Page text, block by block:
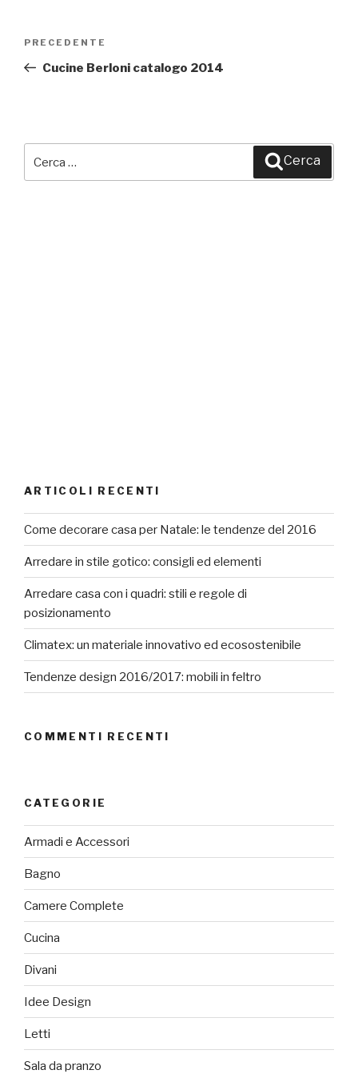
Articolo
precedente:
PRECEDENTE
Cucine Berloni catalogo 2014
Cerca
ARTICOLI RECENTI
Come decorare casa per Natale: le tendenze del 2016
Arredare in stile gotico: consigli ed elementi
Arredare casa con i quadri: stili e regole di
posizionamento
Climatex: un materiale innovativo ed ecosostenibile
Tendenze design 2016/2017: mobili in feltro
COMMENTI RECENTI
CATEGORIE
Armadi e Accessori
Bagno
Camere Complete
Cucina
Divani
Idee Design
Letti
Sala da pranzo